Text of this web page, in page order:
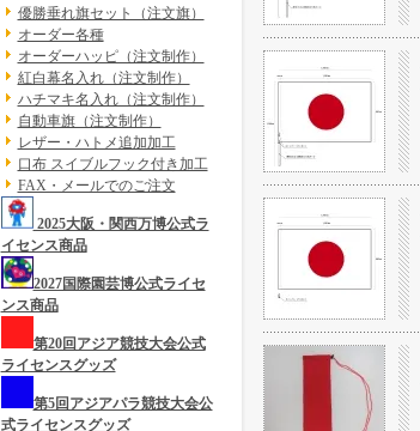
優勝垂れ旗セット（注文旗）
オーダー各種
オーダーハッピ（注文制作）
紅白幕名入れ（注文制作）
ハチマキ名入れ（注文制作）
自動車旗（注文制作）
レザー・ハトメ追加加工
口布 スイブルフック付き加工
FAX・メールでのご注文
2025大阪・関西万博公式ラ
イセンス商品
2027国際園芸博公式ライセ
ンス商品
第20回アジア競技大会公式
ライセンスグッズ
第5回アジアパラ競技大会公
式ライセンスグッズ